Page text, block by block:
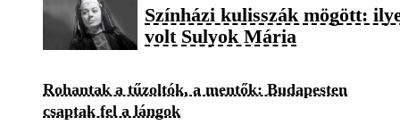
Színházi kulisszák mögött:
volt Sulyok Mária
Rohantak a tűzoltók, a mentők: Budapesten
csaptak fel a lángok